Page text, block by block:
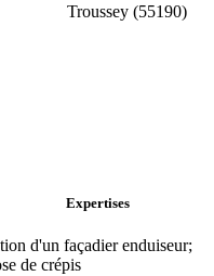
Troussey (55190)
Expertises
d'un façadier enduiseur;
de crépis